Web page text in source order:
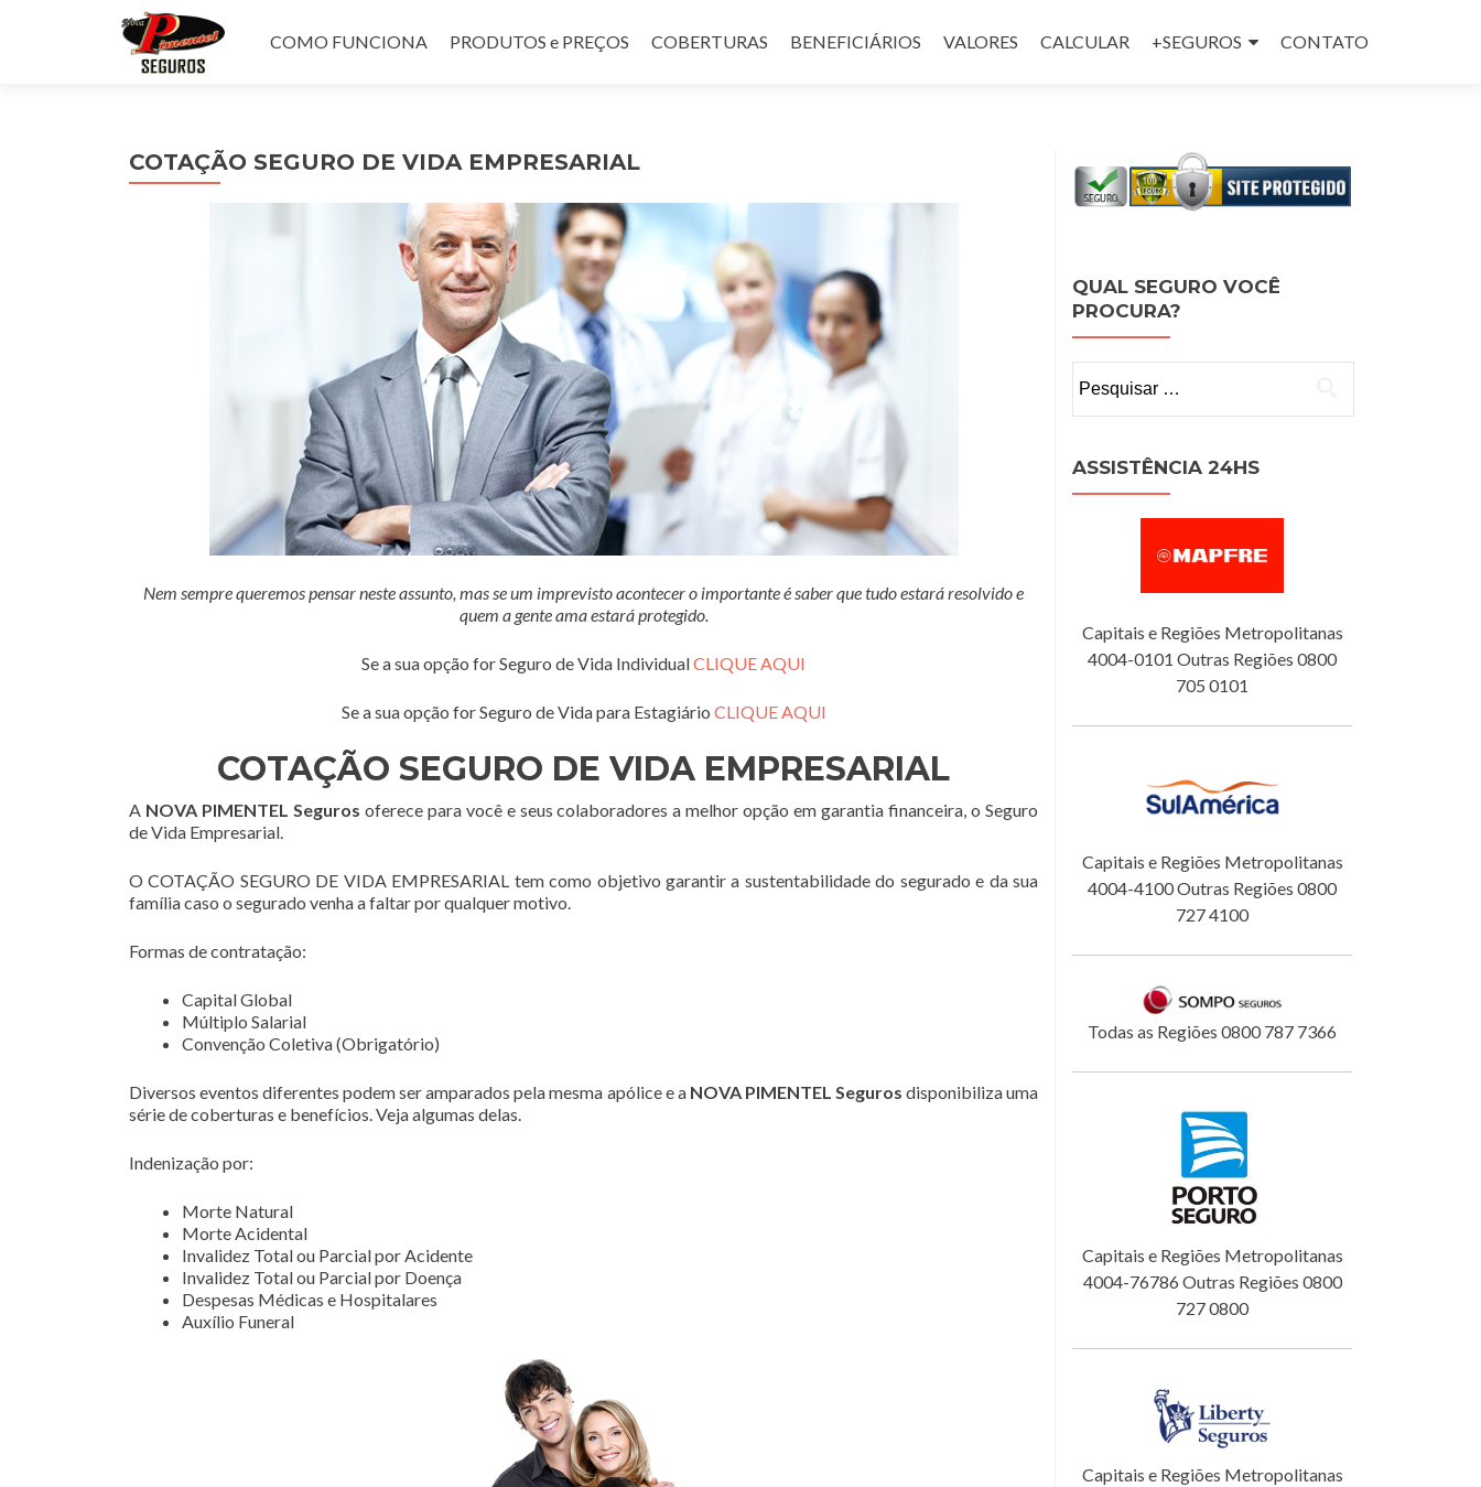
para
COMO FUNCIONA PRODUTOS e PREÇOS COBERTURAS BENEFICIÁRIOS VALORES CALCULAR +SEGUROS CONTATO
COTAÇÃO SEGURO DE VIDA EMPRESARIAL
Nem sempre queremos pensar neste assunto, mas se um imprevisto acontecer o importante é saber que tudo estará resolvido e
quem a gente ama estará protegido.
Se a sua opção for Seguro de Vida IndividualCLIQUE AQUI
Se a sua opção for Seguro de Vida para Estagiário CLIQUE AQUI
COTAÇÃO SEGURO DE VIDA EMPRESARIAL
A NOVA PIMENTEL Seguros oferece para você e seus colaboradores a melhor opção em garantia financeira, o Seguro
de Vida Empresarial.
O COTAÇÃO SEGURO DE VIDA EMPRESARIAL tem como objetivo garantir a sustentabilidade do segurado e da sua
família caso o segurado venha a faltar por qualquer motivo.
Formas de contratação:
Capital Global
Múltiplo Salarial
Convenção Coletiva (Obrigatório)
Diversos eventos diferentes podem ser amparados pela mesma apólice e a NOVA PIMENTEL Seguros disponibiliza uma
série de coberturas e benefícios. Veja algumas delas.
Indenização por:
Morte Natural
Morte Acidental
Invalidez Total ou Parcial por Acidente
Invalidez Total ou Parcial por Doença
Despesas Médicas e Hospitalares
Auxílio Funeral
QUAL SEGURO VOCÊ
PROCURA?
por:
ASSISTÊNCIA 24HS
Capitais e Regiões Metropolitanas
4004-0101 Outras Regiões 0800
705 0101
Capitais e Regiões Metropolitanas
4004-4100 Outras Regiões 0800
727 4100
Todas as Regiões 0800 787 7366
Capitais e Regiões Metropolitanas
4004-76786 Outras Regiões 0800
727 0800
Capitais e Regiões Metropolitanas